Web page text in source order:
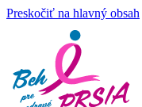
Preskočiť na hlavný obsah